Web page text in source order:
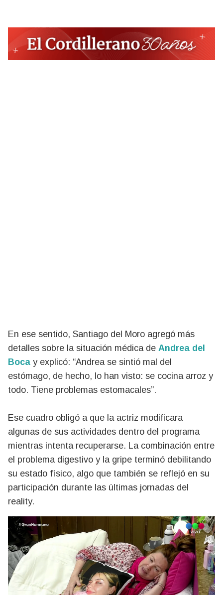
En ese sentido, Santiago del Moro agregó más
detalles sobre la situación médica de Andrea del
Boca y explicó: “Andrea se sintió mal del
estómago, de hecho, lo han visto: se cocina arroz y
todo. Tiene problemas estomacales”.
Ese cuadro obligó a que la actriz modificara
algunas de sus actividades dentro del programa
mientras intenta recuperarse. La combinación entre
el problema digestivo y la gripe terminó debilitando
su estado físico, algo que también se reflejó en su
participación durante las últimas jornadas del
reality.